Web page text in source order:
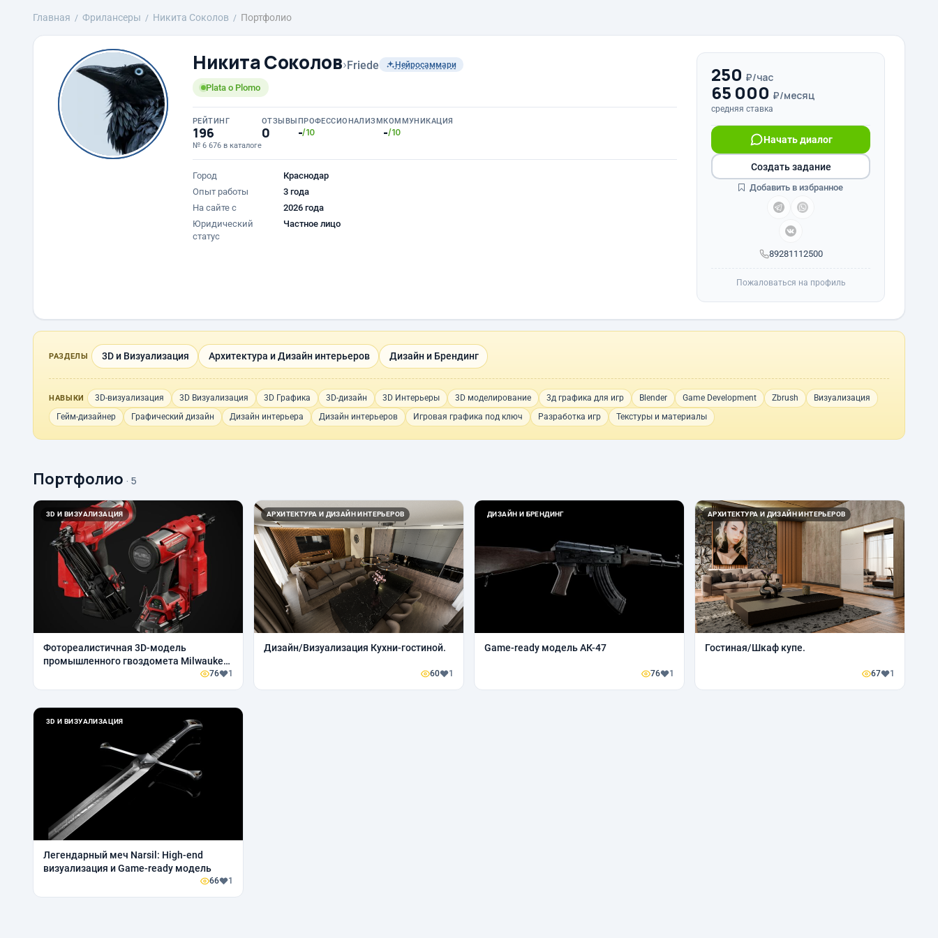
Главная Фрилансеры Никита Соколов Портфолио
Никита Соколов›Friede Нейросаммари
Plata o Plomo
РЕЙТИНГ
196
№ 6 676 в каталоге
ОТЗЫВЫ
0
ПРОФЕССИОНАЛИЗМ
-/10
КОММУНИКАЦИЯ
-/10
Город
Краснодар
Опыт работы
3 года
На сайте с
2026 года
Юридический
статус
Частное лицо
250 ₽/час
65 000 ₽/месяц
средняя ставка
89281112500
Начать диалог
Создать задание
Добавить в избранное
Пожаловаться на профиль
РАЗДЕЛЫ 3D и Визуализация Архитектура и Дизайн интерьеров Дизайн и Брендинг
НАВЫКИ 3D-визуализация 3D Визуализация 3D Графика 3D-дизайн 3D Интерьеры 3D моделирование 3д графика для игр Blender Game Development Zbrush
Визуализация
Гейм-дизайнер
Графический дизайн Дизайн интерьера Дизайн интерьеров Игровая графика под ключ Разработка игр Текстуры и материалы
Портфолио · 5
3D И ВИЗУАЛИЗАЦИЯ
Фотореалистичная 3D-модель
промышленного гвоздомета Milwaukee
Портфолио
76 1
АРХИТЕКТУРА И ДИЗАЙН ИНТЕРЬЕРОВ
Дизайн/Визуализация Кухни-гостиной.
60 1
ДИЗАЙН И БРЕНДИНГ
Game-ready модель АК-47
76 1
АРХИТЕКТУРА И ДИЗАЙН ИНТЕРЬЕРОВ
Гостиная/Шкаф купе.
67 1
3D И ВИЗУАЛИЗАЦИЯ
Легендарный меч Narsil: High-end
визуализация и Game-ready модель
66 1